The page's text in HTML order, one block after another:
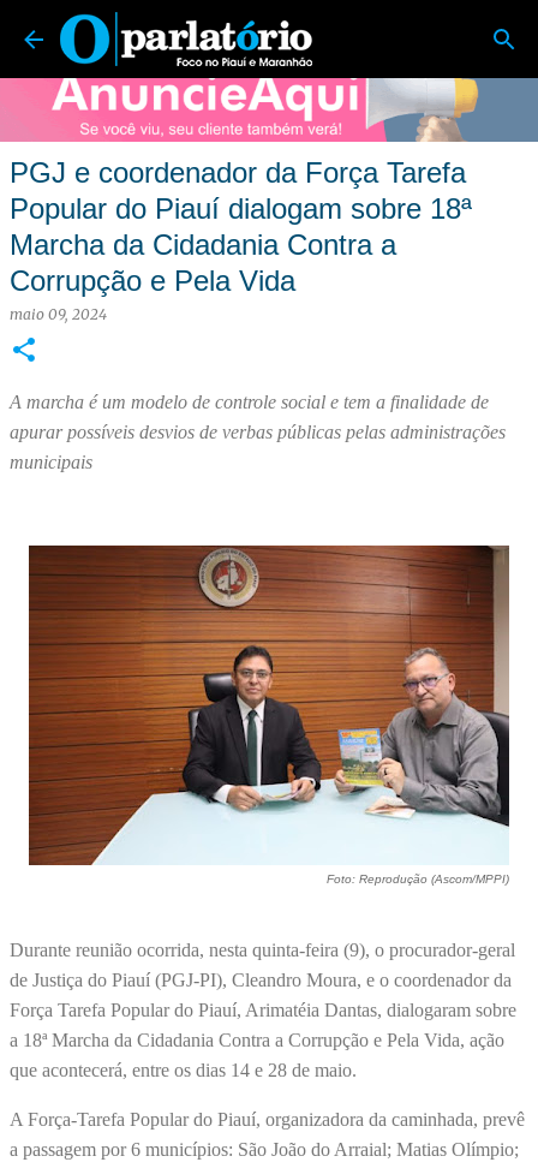
Pular para o conteúdo principal
O Parlatório | Foco no Piauí e Maranhão
PGJ e coordenador da Força Tarefa
Popular do Piauí dialogam sobre 18ª
Marcha da Cidadania Contra a
Corrupção e Pela Vida
maio 09, 2024
A marcha é um modelo de controle social e tem a finalidade de
apurar possíveis desvios de verbas públicas pelas administrações
municipais
Foto: Reprodução (Ascom/MPPI)
Durante reunião ocorrida, nesta quinta-feira (9), o procurador-geral
de Justiça do Piauí (PGJ-PI), Cleandro Moura, e o coordenador da
Força Tarefa Popular do Piauí, Arimatéia Dantas, dialogaram sobre
a 18ª Marcha da Cidadania Contra a Corrupção e Pela Vida, ação
que acontecerá, entre os dias 14 e 28 de maio.
A Força-Tarefa Popular do Piauí, organizadora da caminhada, prevê
a passagem por 6 municípios: São João do Arraial; Matias Olímpio;